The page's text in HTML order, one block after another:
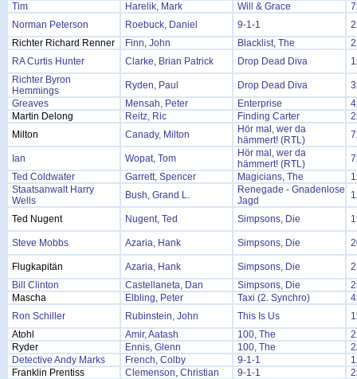
Tim
Harelik, Mark Will & Grace
Norman Peterson
Roebuck, Daniel 9-1-1
Richter Richard Renner
Finn, John Blacklist, The
RA Curtis Hunter
Clarke, Brian Patrick Drop Dead Diva
Richter Byron
Hemmings
Ryden, Paul Drop Dead Diva
Greaves
Mensah, Peter Enterprise
Martin Delong
Reitz, Ric Finding Carter
Milton
Canady, Milton
Hör mal, wer da
hämmert! (RTL)
Ian Wopat, Tom
Hör mal, wer da
hämmert! (RTL)
Ted Coldwater
Garrett, Spencer Magicians, The
Staatsanwalt Harry
Wells
Bush, Grand L.
Renegade - Gnadenlose
Jagd
Ted Nugent Nugent, Ted Simpsons, Die
Steve Mobbs Azaria, Hank Simpsons, Die
Flugkapitän Azaria, Hank Simpsons, Die
Bill Clinton
Castellaneta, Dan Simpsons, Die
Mascha
Elbling, Peter Taxi (2. Synchro)
Ron Schiller
Rubinstein, John This Is Us
Atohl
Amir, Aatash 100, The
Ryder
Ennis, Glenn 100, The
Detective Andy Marks
French, Colby 9-1-1
Franklin Prentiss
Clemenson, Christian 9-1-1